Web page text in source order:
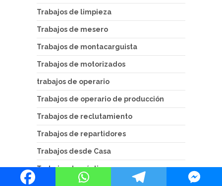
Trabajos de limpieza
Trabajos de mesero
Trabajos de montacarguista
Trabajos de motorizados
trabajos de operario
Trabajos de operario de producción
Trabajos de reclutamiento
Trabajos de repartidores
Trabajos desde Casa
Trabajos domésticos